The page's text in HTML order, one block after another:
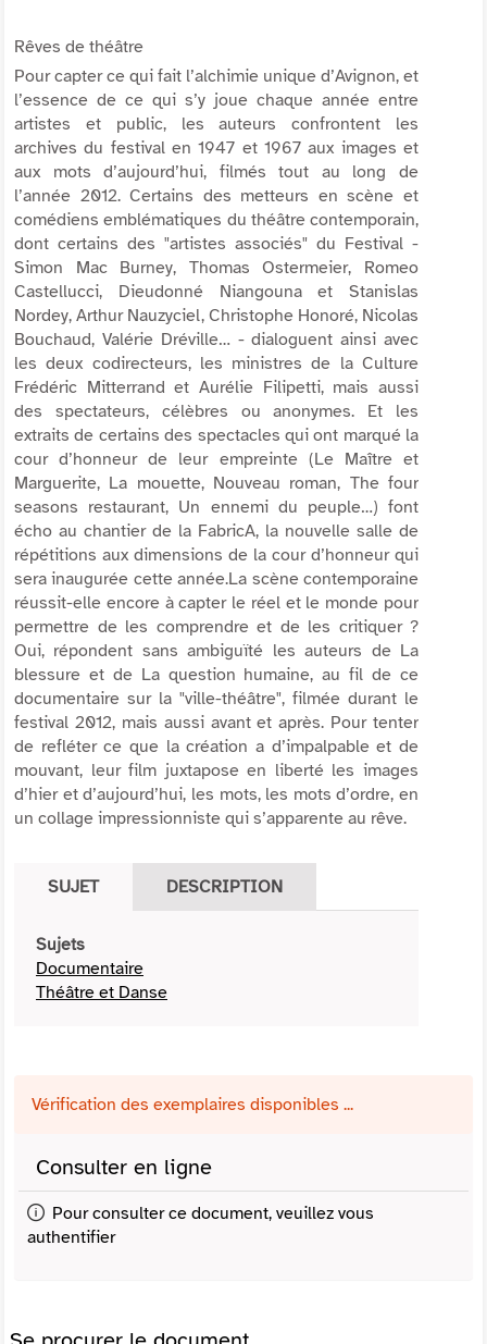
Rêves de théâtre
Pour capter ce qui fait l’alchimie unique d’Avignon, et
l’essence de ce qui s’y joue chaque année entre
artistes et public, les auteurs confrontent les
archives du festival en 1947 et 1967 aux images et
aux mots d’aujourd’hui, filmés tout au long de
l’année 2012. Certains des metteurs en scène et
comédiens emblématiques du théâtre contemporain,
dont certains des "artistes associés" du Festival -
Simon Mac Burney, Thomas Ostermeier, Romeo
Castellucci, Dieudonné Niangouna et Stanislas
Nordey, Arthur Nauzyciel, Christophe Honoré, Nicolas
Bouchaud, Valérie Dréville… - dialoguent ainsi avec
les deux codirecteurs, les ministres de la Culture
Frédéric Mitterrand et Aurélie Filipetti, mais aussi
des spectateurs, célèbres ou anonymes. Et les
extraits de certains des spectacles qui ont marqué la
cour d’honneur de leur empreinte (Le Maître et
Marguerite, La mouette, Nouveau roman, The four
seasons restaurant, Un ennemi du peuple…) font
écho au chantier de la FabricA, la nouvelle salle de
répétitions aux dimensions de la cour d’honneur qui
sera inaugurée cette année.La scène contemporaine
réussit-elle encore à capter le réel et le monde pour
permettre de les comprendre et de les critiquer ?
Oui, répondent sans ambiguïté les auteurs de La
blessure et de La question humaine, au fil de ce
documentaire sur la "ville-théâtre", filmée durant le
festival 2012, mais aussi avant et après. Pour tenter
de refléter ce que la création a d’impalpable et de
mouvant, leur film juxtapose en liberté les images
d’hier et d’aujourd’hui, les mots, les mots d’ordre, en
un collage impressionniste qui s’apparente au rêve.
SUJET DESCRIPTION
Sujets
Documentaire
Théâtre et Danse
Vérification des exemplaires disponibles ...
Consulter en ligne
Pour consulter ce document, veuillez vous
authentifier